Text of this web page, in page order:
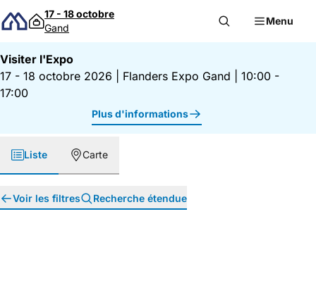
Passer au contenu
17 - 18 octobre
Gand
Menu
Visiter l'Expo
17 - 18 octobre 2026
Flanders Expo Gand
10:00 -
17:00
Plus d'informations
Liste Carte
Voir les filtres Recherche étendue